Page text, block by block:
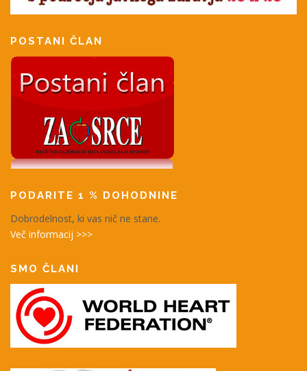
POSTANI ČLAN
PODARITE 1 % DOHODNINE
Dobrodelnost, ki vas nič ne stane.
Več informacij >>>
SMO ČLANI